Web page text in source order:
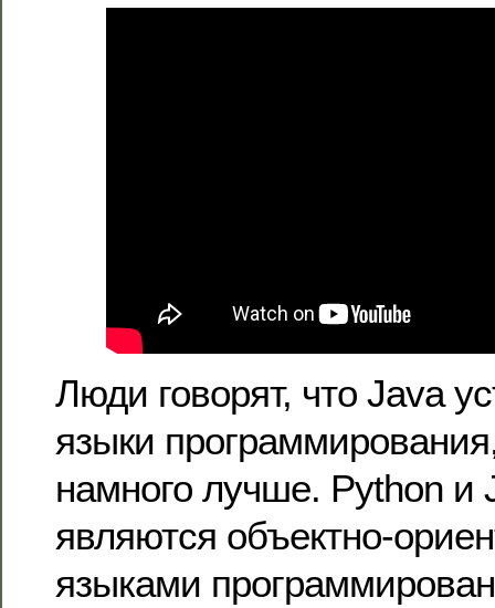
Люди говорят, что Java
языки
намного лучше. Python и
являются объектно-
языками